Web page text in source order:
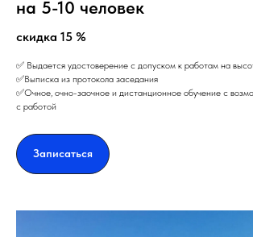
на 5-10 человек
скидка 15 %
✅ Выдается удостоверение с допуском к работам на
✅Выписка из протокола заседания
✅Очное, очно-заочное и дистанционное обучение с
с работой
Записаться